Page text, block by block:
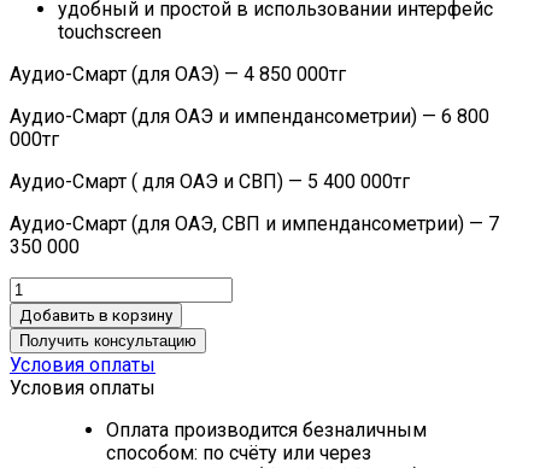
удобный и простой в использовании интерфейс
touchscreen
Аудио-Смарт (для ОАЭ) — 4 850 000тг
Аудио-Смарт (для ОАЭ и импендансометрии) — 6 800
000тг
Аудио-Смарт ( для ОАЭ и СВП) — 5 400 000тг
Аудио-Смарт (для ОАЭ, СВП и импендансометрии) — 7
350 000
Добавить в корзину
Получить консультацию
Условия оплаты
Условия оплаты
Оплата производится безналичным
способом: по счёту или через